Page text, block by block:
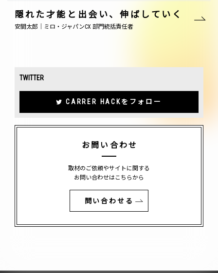
隠れた才能と出会い、伸ばしていく
安間太郎｜ミロ・ジャパンCX 部門統括責任者
TWITTER
CARRER HACKをフォロー
お問い合わせ
取材のご依頼やサイトに関する
お問い合わせはこちらから
問い合わせる